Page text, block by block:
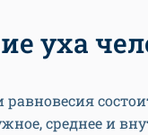
уха
равновесия
среднее и